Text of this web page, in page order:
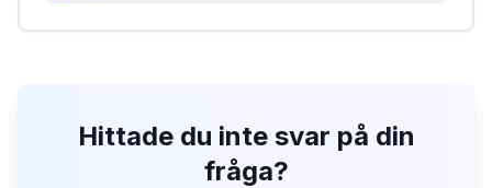
Hittade du inte svar på din
fråga?